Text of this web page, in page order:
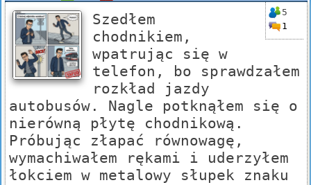
5
1
Szedłem
chodnikiem,
wpatrując się w
telefon, bo sprawdzałem
rozkład jazdy
autobusów. Nagle potknąłem się o
nierówną płytę chodnikową.
Próbując złapać równowagę,
wymachiwałem rękami i uderzyłem
łokciem w metalowy słupek znaku